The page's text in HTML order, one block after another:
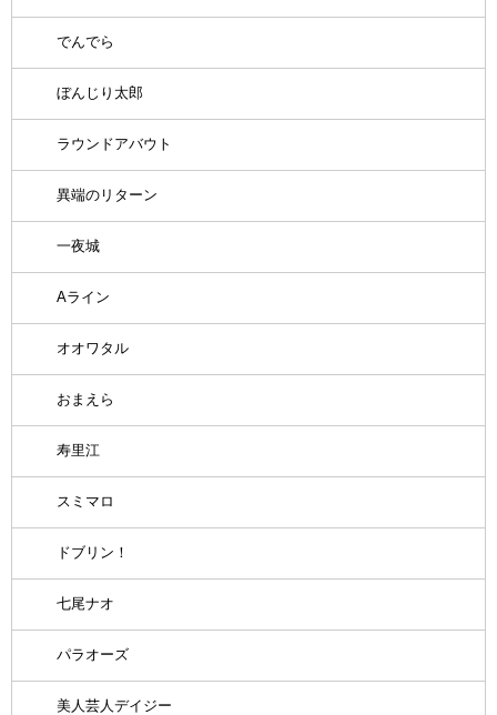
でんでら
ぼんじり太郎
ラウンドアバウト
異端のリターン
一夜城
Aライン
オオワタル
おまえら
寿里江
スミマロ
ドブリン！
七尾ナオ
パラオーズ
美人芸人デイジー